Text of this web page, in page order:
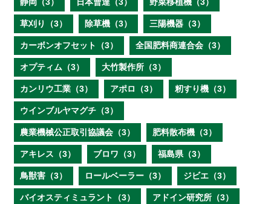
静岡（3） 日本曹達（3） 野菜移植機（3）
草刈り（3） 除草機（3） 三陽機器（3）
カーボンオフセット（3） 全国肥料商連合会（3）
オプティム（3） 大竹製作所（3）
カンリウ工業（3） アポロ（3） 籾すり機（3）
ウインブルヤマグチ（3）
農業機械公正取引協議会（3） 肥料散布機（3）
アキレス（3） ブロワ（3） 福島県（3）
鳥獣害（3） ロールベーラー（3） ジビエ（3）
バイオスティミュラント（3） アドイン研究所（3）